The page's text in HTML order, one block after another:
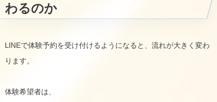
わるのか
LINEで体験予約を受け付けるようになると、流れが大きく変わ
ります。
体験希望者は、